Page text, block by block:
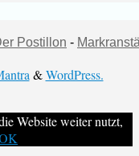
Postillon -
&WordPress.
Website weiter nutzt,